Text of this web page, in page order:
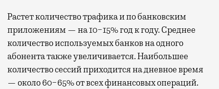
Растет количество трафика и по банковским
приложениям — на 10−15% год к году. Среднее
количество используемых банков на одного
абонента также увеличивается. Наибольшее
количество сессий приходится на дневное время
— около 60−65% от всех финансовых операций.